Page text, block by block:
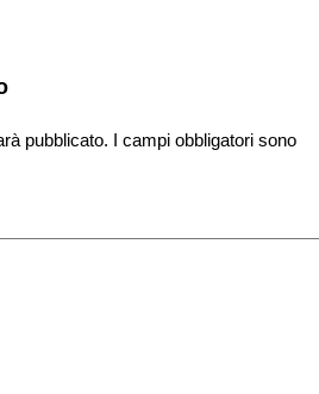
pubblicato.
I campi obbligatori sono